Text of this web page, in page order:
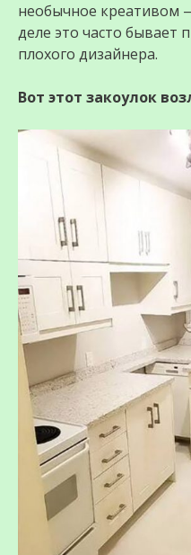
необычное креативом
деле это часто бывает
плохого дизайнера.
Вот этот закоулок